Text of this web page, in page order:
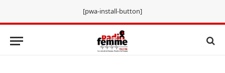
[pwa-install-button]